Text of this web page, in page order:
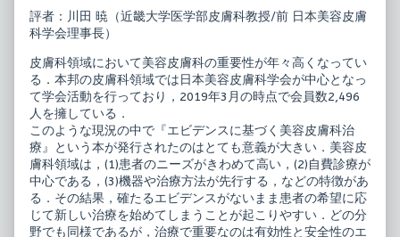
ス
に
基
く
容
皮
膚
科
療
published
on
the
author
of
ビ
デ
ン
ス
に
基
づ
く
美
容
皮
膚
科
治
評者：川田 暁（近畿大学医学部皮膚科教授/前 日本美容皮膚
科学会理事長）
皮膚科領域において美容皮膚科の重要性が年々高くなってい
る．本邦の皮膚科領域では日本美容皮膚科学会が中心となっ
て学会活動を行っており，2019年3月の時点で会員数2,496
人を擁している．
このような現況の中で『エビデンスに基づく美容皮膚科治
療』という本が発行されたのはとても意義が大きい．美容皮
膚科領域は，(1)患者のニーズがきわめて高い，(2)自費診療が
中心である，(3)機器や治療方法が先行する，などの特徴があ
る．その結果，確たるエビデンスがないまま患者の希望に応
じて新しい治療を始めてしまうことが起こりやすい．どの分
野でも同様であるが，治療で重要なのは有効性と安全性のエ